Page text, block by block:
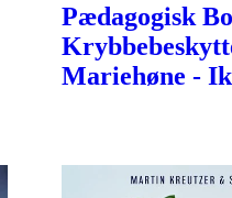
Pædagogisk
Mariehøne -